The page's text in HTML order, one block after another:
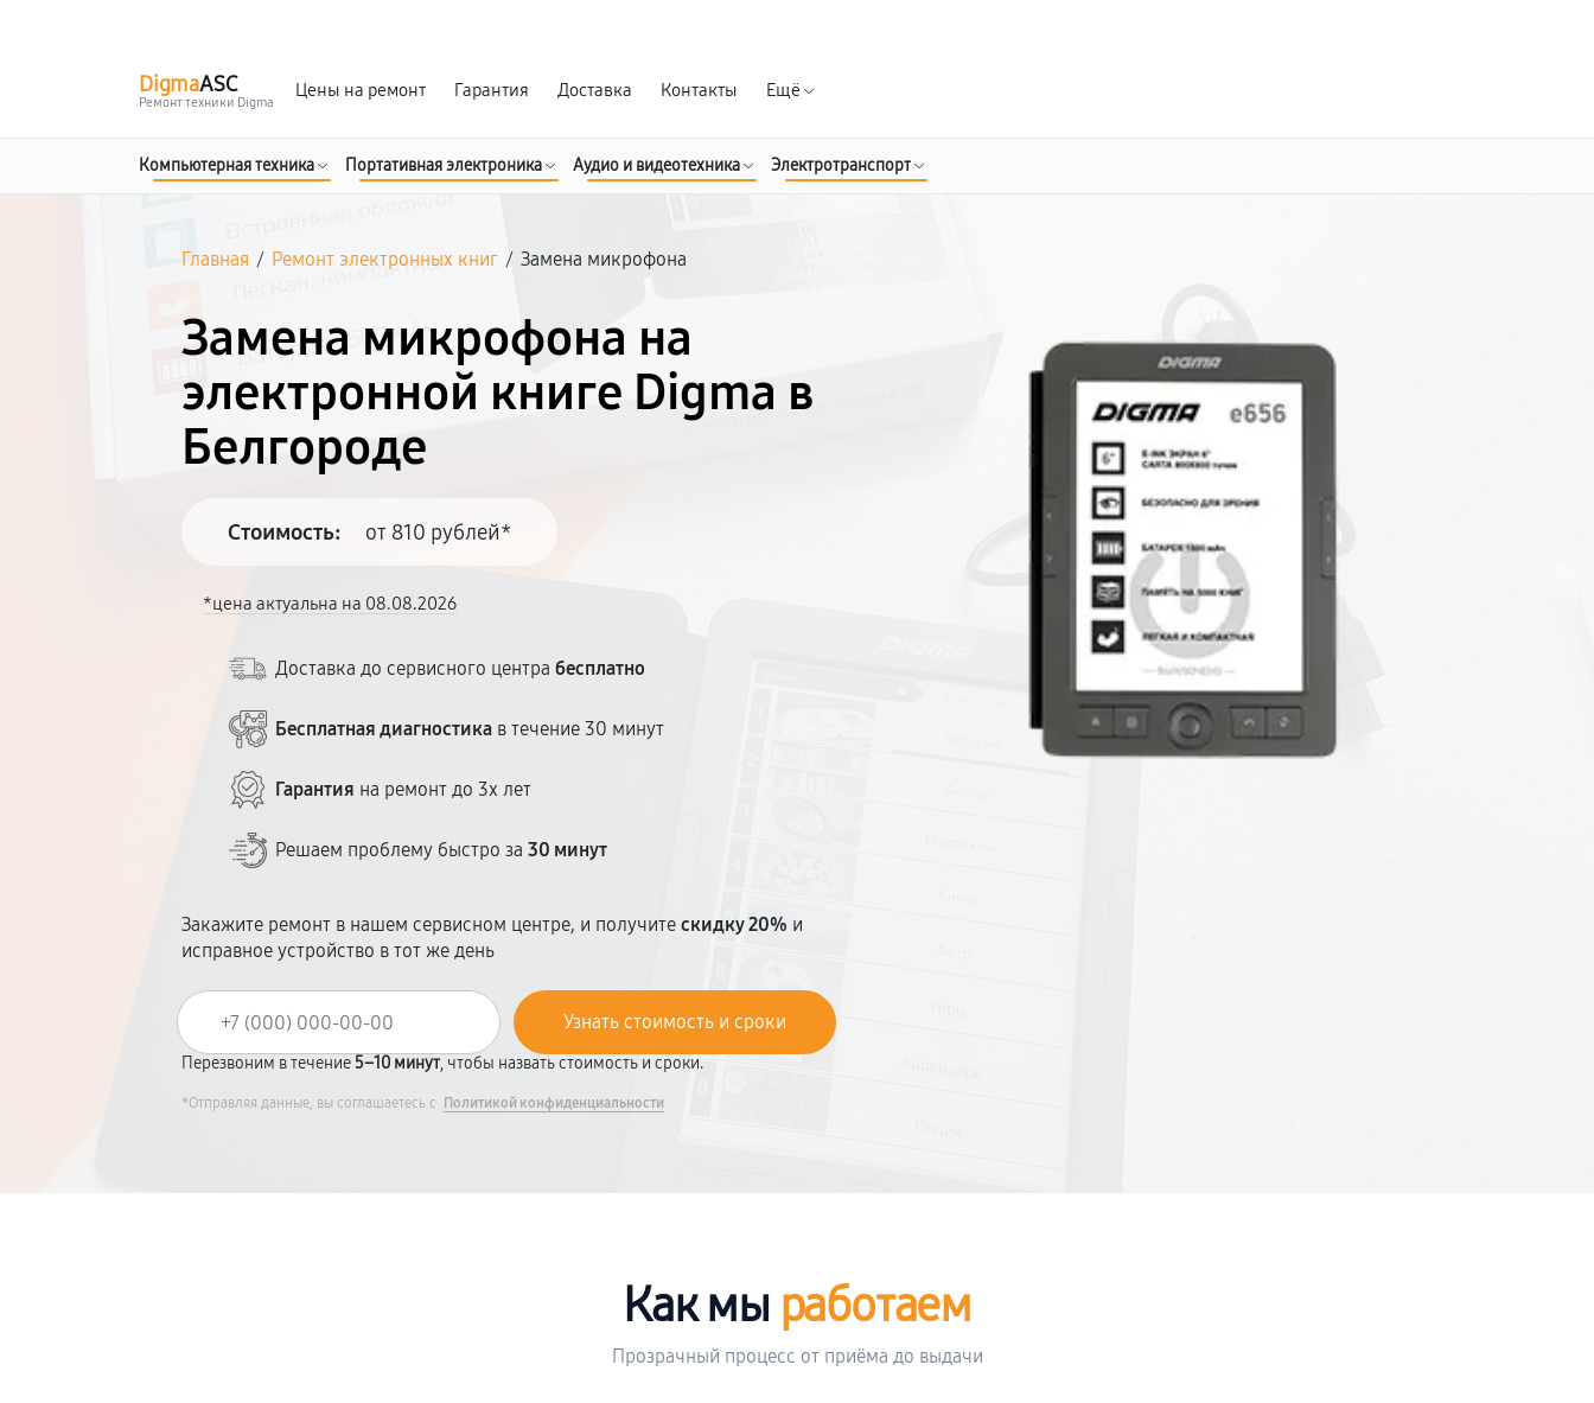
DigmaASC
Ремонт техники Digma
Цены на ремонт Гарантия Доставка Контакты Ещё
Компьютерная техника Портативная электроника Аудио и видеотехника Электротранспорт
Главная / Ремонт электронных книг / Замена микрофона
Замена микрофона на
электронной книге Digma в
Белгороде
Стоимость: от 810 рублей*
*цена актуальна на 08.08.2026
Доставка до сервисного центрабесплатно
Бесплатная диагностика в течение 30 минут
Гарантия на ремонт до 3х лет
Решаем проблему быстро за30 минут
Закажите ремонт в нашем сервисном центре, и получитескидку 20% и
исправное устройство в тот же день
Перезвоним в течение 5–10 минут, чтобы назвать стоимость и сроки.
*Отправляя данные, вы соглашаетесь с Политикой конфиденциальности
Как мы работаем
Прозрачный процесс от приёма до выдачи